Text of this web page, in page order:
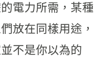
電力所需，某種
放在同樣用途，
不是你以為的